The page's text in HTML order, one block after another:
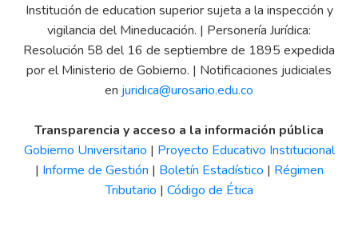
Institución de education superior sujeta a la inspección y
vigilancia del Mineducación. | Personería Jurídica:
Resolución 58 del 16 de septiembre de 1895 expedida
por el Ministerio de Gobierno. | Notificaciones judiciales
en juridica@urosario.edu.co
Transparencia y acceso a la información pública
Gobierno Universitario | Proyecto Educativo Institucional
| Informe de Gestión | Boletín Estadístico | Régimen
Tributario | Código de Ética